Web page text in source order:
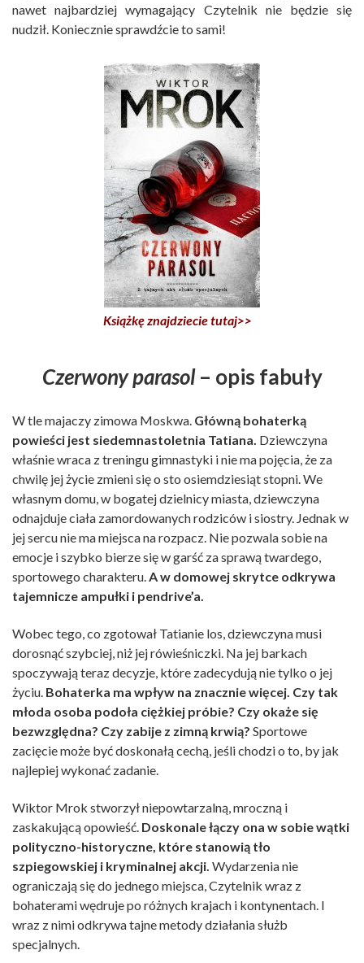
nawet najbardziej wymagający Czytelnik nie będzie się
nudził. Koniecznie sprawdźcie to sami!
Książkę znajdziecie tutaj>>
Czerwony parasol– opis fabuły
W tle majaczy zimowa Moskwa. Główną bohaterką
powieści jest siedemnastoletnia Tatiana. Dziewczyna
właśnie wraca z treningu gimnastyki i nie ma pojęcia, że za
chwilę jej życie zmieni się o sto osiemdziesiąt stopni. We
własnym domu, w bogatej dzielnicy miasta, dziewczyna
odnajduje ciała zamordowanych rodziców i siostry. Jednak w
jej sercu nie ma miejsca na rozpacz. Nie pozwala sobie na
emocje i szybko bierze się w garść za sprawą twardego,
sportowego charakteru. A w domowej skrytce odkrywa
tajemnicze ampułki i pendrive’a.
Wobec tego, co zgotował Tatianie los, dziewczyna musi
dorosnąć szybciej, niż jej rówieśniczki. Na jej barkach
spoczywają teraz decyzje, które zadecydują nie tylko o jej
życiu. Bohaterka ma wpływ na znacznie więcej. Czy tak
młoda osoba podoła ciężkiej próbie? Czy okaże się
bezwzględna? Czy zabije z zimną krwią? Sportowe
zacięcie może być doskonałą cechą, jeśli chodzi o to, by jak
najlepiej wykonać zadanie.
Wiktor Mrok stworzył niepowtarzalną, mroczną i
zaskakującą opowieść. Doskonale łączy ona w sobie wątki
polityczno-historyczne, które stanowią tło
szpiegowskiej i kryminalnej akcji. Wydarzenia nie
ograniczają się do jednego miejsca, Czytelnik wraz z
bohaterami wędruje po różnych krajach i kontynentach. I
wraz z nimi odkrywa tajne metody działania służb
specjalnych.